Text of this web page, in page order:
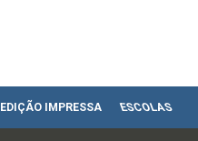
EDIÇÃO IMPRESSA ESCOLAS